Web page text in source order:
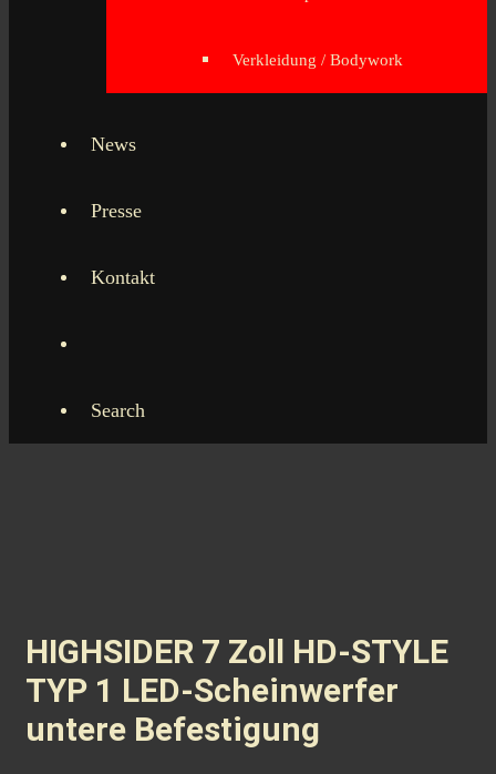
Verkleidung / Bodywork
News
Presse
Kontakt
Search
HIGHSIDER 7 Zoll HD-STYLE
TYP 1 LED-Scheinwerfer
untere Befestigung